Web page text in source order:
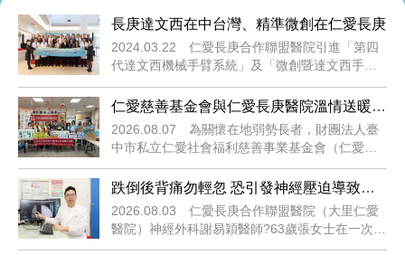
長庚達文西在中台灣、精準微創在仁愛長庚
2024.03.22
代達文西機械手臂系統」及「微創暨達文西手術
樓一樓大廳盛大舉行，場面隆重。達文西手術擁
行複雜及高困難度微創手術，儼然已經成為現今
微創的手術主流及新利器，該院新添生力軍，未
來可提供媲美醫
仁愛慈善基金會與仁愛長庚醫院溫情送暖
物資結合ICOPE六力評估守護...
2026.08.07
中市私立仁愛社會福利慈善事業基金會（仁愛慈
善基金會）攜手仁愛長庚合作聯盟醫院（大里仁
愛醫院），日前在台中市大里區大新社區活動中
心共同舉辦「關懷低收獨居長者愛心物資發放活
動」。雙方自2025年起陸續於大里區各里辦理定
點物資發放，此次已邁入第三場活動，持續將溫
跌倒後背痛勿輕忽 恐引發神經壓迫導致下
肢癱瘓
2026.08.03
醫院）神經外科謝易穎醫師?63歲張女士在一次意
外跌倒後，因背痛不舒適選擇在家臥床休養，原